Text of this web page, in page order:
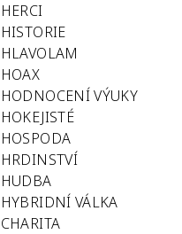
HERCI
HISTORIE
HLAVOLAM
HOAX
HODNOCENÍ VÝUKY
HOKEJISTÉ
HOSPODA
HRDINSTVÍ
HUDBA
HYBRIDNÍ VÁLKA
CHARITA